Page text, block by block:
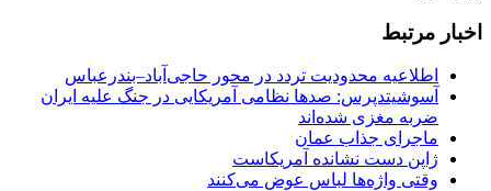
اخبار مرتبط
اطلاعیه محدودیت تردد در محور حاجی‌آباد–بندرعباس
آسوشیتدپرس: صدها نظامی آمریکایی در جنگ علیه ایران
ضربه مغزی شده‌اند
ماجرای جذاب عمان
ژاپن دست نشانده آمریکاست
وقتی واژه‌ها لباس عوض می‌کنند